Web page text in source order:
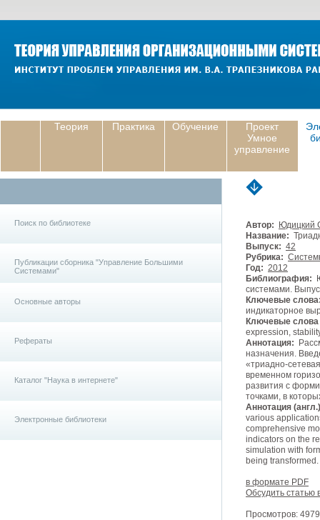
Теория Практика Обучение
Проект
Умное
управление
Поиск по библиотеке
Публикации сборника "Управление Большими
Системами"
Основные авторы
Рефераты
Каталог "Наука в интернете"
Электронные библиотеки
Автор:
Юдицкий
Название:
Выпуск: 42
Рубрика:
Год: 2012
Библиография:
системами.
Ключевые
индикаторное
Ключевые слова
expression,
Аннотация:
назначения.
«триадно-
временном
развития с
точками, в
Аннотация
various
comprehensive
indicators on the
simulation with
being transformed.
в формате PDF
Обсудить статью
Просмотров: